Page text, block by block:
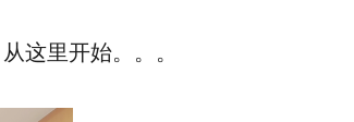
这里开始。。。